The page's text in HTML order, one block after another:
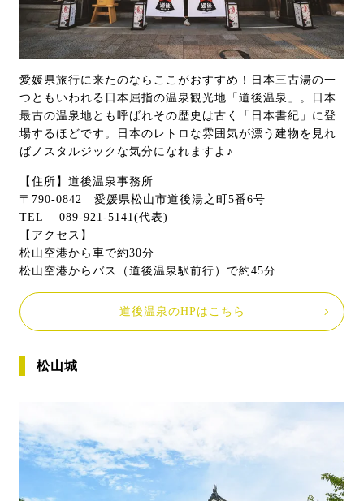
愛媛県旅行に来たのならここがおすすめ！日本三古湯の一
つともいわれる日本屈指の温泉観光地「道後温泉」。日本
最古の温泉地とも呼ばれその歴史は古く「日本書紀」に登
場するほどです。日本のレトロな雰囲気が漂う建物を見れ
ばノスタルジックな気分になれますよ♪
【住所】道後温泉事務所
〒790-0842 愛媛県松山市道後湯之町5番6号
TEL 089-921-5141(代表)
【アクセス】
松山空港から車で約30分
松山空港からバス（道後温泉駅前行）で約45分
道後温泉のHPはこちら
松山城